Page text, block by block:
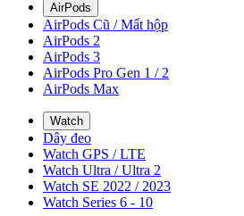
AirPods
AirPods Cũ / Mất hộp
AirPods 2
AirPods 3
AirPods Pro Gen 1 / 2
AirPods Max
Watch
Dây đeo
Watch GPS / LTE
Watch Ultra / Ultra 2
Watch SE 2022 / 2023
Watch Series 6 - 10